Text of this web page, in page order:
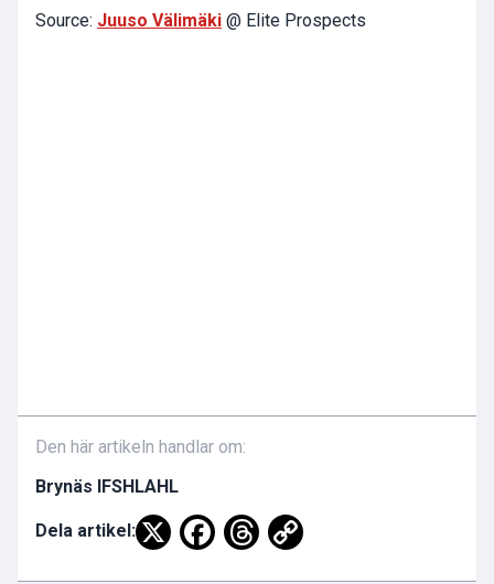
Source: Juuso Välimäki @ Elite Prospects
Den här artikeln handlar om:
Brynäs IFSHLAHL
Dela artikel: